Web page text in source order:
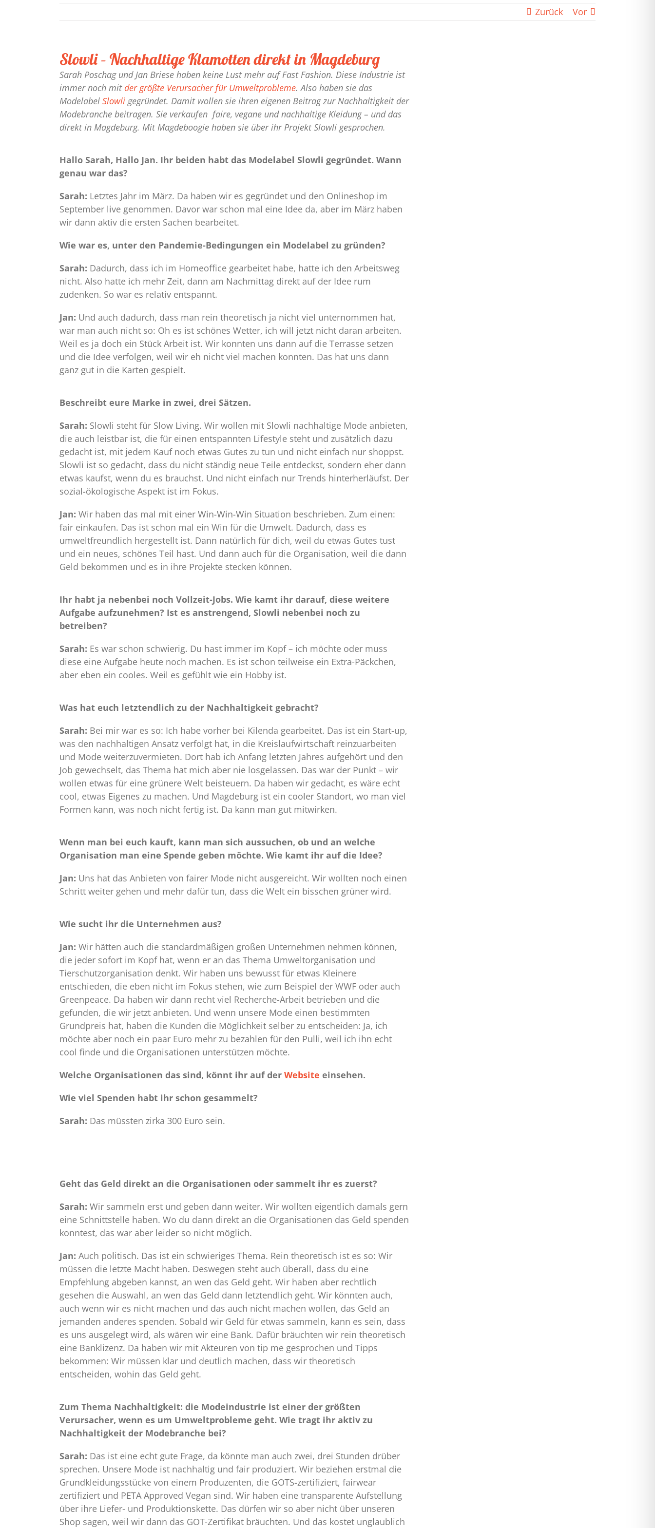
Zurück Vor
Slowli – Nachhaltige Klamotten direkt in Magdeburg
Sarah Poschag und Jan Briese haben keine Lust mehr auf Fast Fashion. Diese Industrie ist
immer noch mit der größte Verursacher für Umweltprobleme. Also haben sie das
Modelabel Slowligegründet. Damit wollen sie ihren eigenen Beitrag zur Nachhaltigkeit der
Modebranche beitragen. Sie verkaufen faire, vegane und nachhaltige Kleidung – und das
direkt in Magdeburg. Mit Magdeboogie haben sie über ihr Projekt Slowli gesprochen.
Hallo Sarah, Hallo Jan. Ihr beiden habt das Modelabel Slowli gegründet. Wann
genau war das?
Sarah: Letztes Jahr im März. Da haben wir es gegründet und den Onlineshop im
September live genommen. Davor war schon mal eine Idee da, aber im März haben
wir dann aktiv die ersten Sachen bearbeitet.
Wie war es, unter den Pandemie-Bedingungen ein Modelabel zu gründen?
Sarah: Dadurch, dass ich im Homeoffice gearbeitet habe, hatte ich den Arbeitsweg
nicht. Also hatte ich mehr Zeit, dann am Nachmittag direkt auf der Idee rum
zudenken. So war es relativ entspannt.
Jan: Und auch dadurch, dass man rein theoretisch ja nicht viel unternommen hat,
war man auch nicht so: Oh es ist schönes Wetter, ich will jetzt nicht daran arbeiten.
Weil es ja doch ein Stück Arbeit ist. Wir konnten uns dann auf die Terrasse setzen
und die Idee verfolgen, weil wir eh nicht viel machen konnten. Das hat uns dann
ganz gut in die Karten gespielt.
Beschreibt eure Marke in zwei, drei Sätzen.
Sarah: Slowli steht für Slow Living. Wir wollen mit Slowli nachhaltige Mode anbieten,
die auch leistbar ist, die für einen entspannten Lifestyle steht und zusätzlich dazu
gedacht ist, mit jedem Kauf noch etwas Gutes zu tun und nicht einfach nur shoppst.
Slowli ist so gedacht, dass du nicht ständig neue Teile entdeckst, sondern eher dann
etwas kaufst, wenn du es brauchst. Und nicht einfach nur Trends hinterherläufst. Der
sozial-ökologische Aspekt ist im Fokus.
Jan: Wir haben das mal mit einer Win-Win-Win Situation beschrieben. Zum einen:
fair einkaufen. Das ist schon mal ein Win für die Umwelt. Dadurch, dass es
umweltfreundlich hergestellt ist. Dann natürlich für dich, weil du etwas Gutes tust
und ein neues, schönes Teil hast. Und dann auch für die Organisation, weil die dann
Geld bekommen und es in ihre Projekte stecken können.
Ihr habt ja nebenbei noch Vollzeit-Jobs. Wie kamt ihr darauf, diese weitere
Aufgabe aufzunehmen? Ist es anstrengend, Slowli nebenbei noch zu
betreiben?
Sarah: Es war schon schwierig. Du hast immer im Kopf – ich möchte oder muss
diese eine Aufgabe heute noch machen. Es ist schon teilweise ein Extra-Päckchen,
aber eben ein cooles. Weil es gefühlt wie ein Hobby ist.
Was hat euch letztendlich zu der Nachhaltigkeit gebracht?
Sarah: Bei mir war es so: Ich habe vorher bei Kilenda gearbeitet. Das ist ein Start-up,
was den nachhaltigen Ansatz verfolgt hat, in die Kreislaufwirtschaft reinzuarbeiten
und Mode weiterzuvermieten. Dort hab ich Anfang letzten Jahres aufgehört und den
Job gewechselt, das Thema hat mich aber nie losgelassen. Das war der Punkt – wir
wollen etwas für eine grünere Welt beisteuern. Da haben wir gedacht, es wäre echt
cool, etwas Eigenes zu machen. Und Magdeburg ist ein cooler Standort, wo man viel
Formen kann, was noch nicht fertig ist. Da kann man gut mitwirken.
Wenn man bei euch kauft, kann man sich aussuchen, ob und an welche
Organisation man eine Spende geben möchte. Wie kamt ihr auf die Idee?
Jan: Uns hat das Anbieten von fairer Mode nicht ausgereicht. Wir wollten noch einen
Schritt weiter gehen und mehr dafür tun, dass die Welt ein bisschen grüner wird.
Wie sucht ihr die Unternehmen aus?
Jan: Wir hätten auch die standardmäßigen großen Unternehmen nehmen können,
die jeder sofort im Kopf hat, wenn er an das Thema Umweltorganisation und
Tierschutzorganisation denkt. Wir haben uns bewusst für etwas Kleinere
entschieden, die eben nicht im Fokus stehen, wie zum Beispiel der WWF oder auch
Greenpeace. Da haben wir dann recht viel Recherche-Arbeit betrieben und die
gefunden, die wir jetzt anbieten. Und wenn unsere Mode einen bestimmten
Grundpreis hat, haben die Kunden die Möglichkeit selber zu entscheiden: Ja, ich
möchte aber noch ein paar Euro mehr zu bezahlen für den Pulli, weil ich ihn echt
cool finde und die Organisationen unterstützen möchte.
Welche Organisationen das sind, könnt ihr auf der Website einsehen.
Wie viel Spenden habt ihr schon gesammelt?
Sarah: Das müssten zirka 300 Euro sein.
Geht das Geld direkt an die Organisationen oder sammelt ihr es zuerst?
Sarah: Wir sammeln erst und geben dann weiter. Wir wollten eigentlich damals gern
eine Schnittstelle haben. Wo du dann direkt an die Organisationen das Geld spenden
konntest, das war aber leider so nicht möglich.
Jan: Auch politisch. Das ist ein schwieriges Thema. Rein theoretisch ist es so: Wir
müssen die letzte Macht haben. Deswegen steht auch überall, dass du eine
Empfehlung abgeben kannst, an wen das Geld geht. Wir haben aber rechtlich
gesehen die Auswahl, an wen das Geld dann letztendlich geht. Wir könnten auch,
auch wenn wir es nicht machen und das auch nicht machen wollen, das Geld an
jemanden anderes spenden. Sobald wir Geld für etwas sammeln, kann es sein, dass
es uns ausgelegt wird, als wären wir eine Bank. Dafür bräuchten wir rein theoretisch
eine Banklizenz. Da haben wir mit Akteuren von tip me gesprochen und Tipps
bekommen: Wir müssen klar und deutlich machen, dass wir theoretisch
entscheiden, wohin das Geld geht.
Zum Thema Nachhaltigkeit: die Modeindustrie ist einer der größten
Verursacher, wenn es um Umweltprobleme geht. Wie tragt ihr aktiv zu
Nachhaltigkeit der Modebranche bei?
Sarah: Das ist eine echt gute Frage, da könnte man auch zwei, drei Stunden drüber
sprechen. Unsere Mode ist nachhaltig und fair produziert. Wir beziehen erstmal die
Grundkleidungsstücke von einem Produzenten, die GOTS-zertifiziert, fairwear
zertifiziert und PETA Approved Vegan sind. Wir haben eine transparente Aufstellung
über ihre Liefer- und Produktionskette. Das dürfen wir so aber nicht über unseren
Shop sagen, weil wir dann das GOT-Zertifikat bräuchten. Und das kostet unglaublich